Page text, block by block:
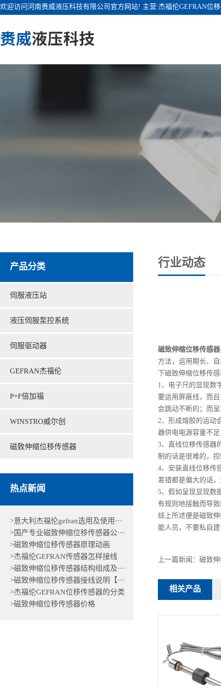
欢迎访问河南赉威液压科技有限公司官方网站! 主营:杰福伦GEFRAN位
产品分类
伺服液压站
液压伺服泵控系统
伺服驱动器
GEFRAN杰福伦
P+F倍加福
WINSTRO威尔创
磁致伸缩位移传感器
热点新闻
>意大利杰福伦gefran选用及使用···
>国产专业磁致伸缩位移传感器公···
>磁致伸缩位移传感器原理动画
>杰福伦GEFRAN传感器怎样接线
>磁致伸缩位移传感器结构组成及···
>磁致伸缩位移传感器接线说明【···
>杰福伦GEFRAN位移传感器的分类
>磁致伸缩位移传感器价格
行业动态
磁致伸缩位移传感器
方法，运用期长、
下磁致伸缩位移传
1、电子尺的显现数
要运用屏蔽线，而
会跳动不断的；而
2、形成熔胶的运动
器供电电源容量不
3、直线位移传感器
制的话是很难的，
4、安装直线位移传
差错都是偏大的话
5、假如呈现显现数
有规则地接触而导
综上所述便是磁致
能人员，不要私自
上一篇新闻： 磁致
相关产品